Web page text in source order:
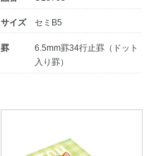
サイズ セミB5
罫
6.5mm罫34行止罫（ドット
入り罫）